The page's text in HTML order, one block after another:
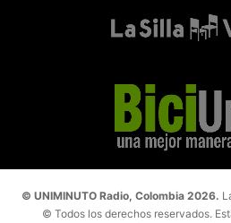
© UNIMINUTO Radio, Colombia 2026.
© Todos los derechos reservados.